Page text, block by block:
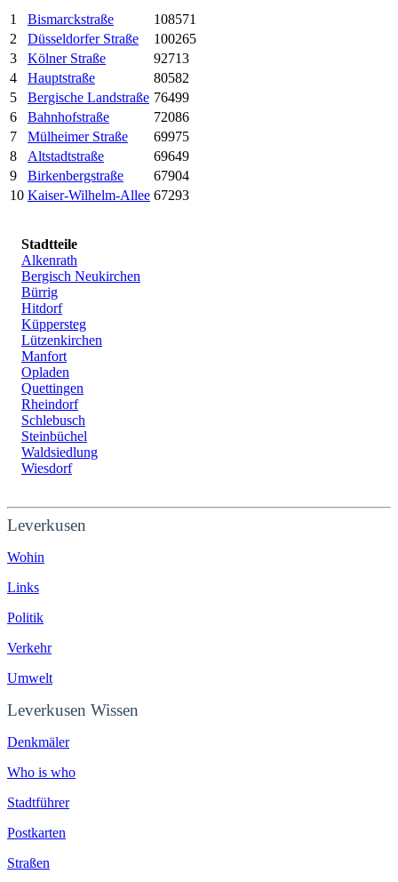
1 Bismarckstraße
108571
2
Düsseldorfer Straße
100265
3
Kölner Straße
92713
4
Hauptstraße
80582
5
Bergische Landstraße 76499
6
Bahnhofstraße
72086
7
Mülheimer Straße
69975
8
Altstadtstraße
69649
9
Birkenbergstraße
67904
10 Kaiser-Wilhelm-Allee 67293
Stadtteile
Alkenrath
Bergisch Neukirchen
Bürrig
Hitdorf
Küppersteg
Lützenkirchen
Manfort
Opladen
Quettingen
Rheindorf
Schlebusch
Steinbüchel
Waldsiedlung
Wiesdorf
Leverkusen
Wohin
Links
Politik
Verkehr
Umwelt
Leverkusen Wissen
Denkmäler
Who is who
Stadtführer
Postkarten
Straßen